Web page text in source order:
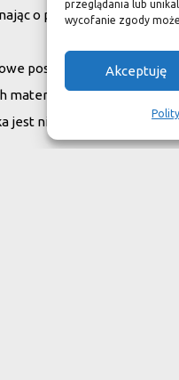
przeglądania lub
wycofanie zgody
Akceptuję
o praktycznym aspekcie
posadzki w zamkach
ich żywotność
jest niepowtarzalnym